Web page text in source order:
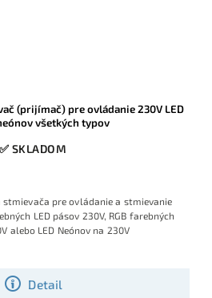
(prijímač) pre ovládanie 230V LED
všetkých typov
✅ SKLADOM
Detail
pre ovládanie a stmievanie
LED pásov 230V, RGB farebných
alebo LED Neónov na 230V